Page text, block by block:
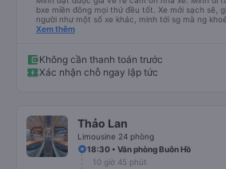
bxe miền đông mọi thứ đều tốt. Xe mới sạch sẽ,
người như một số xe khác, minh tới sg mà ng
đg để ý xíu là ổn.
Xem thêm
Không cần thanh toán trước
Xác nhận chỗ ngay lập tức
Thảo Lan
Limousine 24 phòng
18:30 • Văn phòng Buôn Hồ
10 giờ 45 phút